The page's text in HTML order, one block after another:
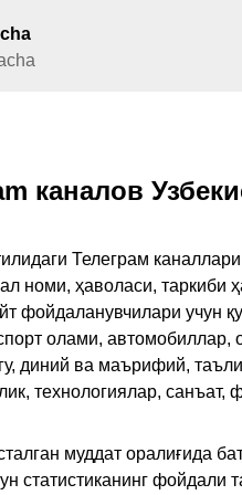
каналов
Телеграм
номи, ҳаволаси, таркиби
фойдаланувчилари учун
олами,
диний ва маърифий,
технологиялар,
муддат оралиғида
статистиканинг фойдали